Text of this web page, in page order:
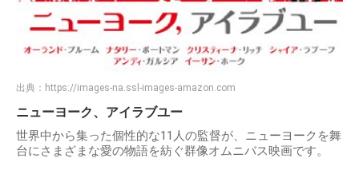
出典： https://images-na.ssl-images-amazon.com
ニューヨーク、アイラブユー
世界中から集った個性的な11人の監督が、ニューヨークを舞
台にさまざまな愛の物語を紡ぐ群像オムニバス映画です。